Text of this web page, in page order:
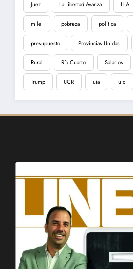
Juez La Libertad Avanza LLA
milei pobreza política
presupuesto Provincias Unidas
Rural Río Cuarto Salarios
Trump UCR uia uic